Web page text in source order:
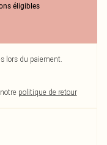
éligibles
lors du paiement.
politique de retour